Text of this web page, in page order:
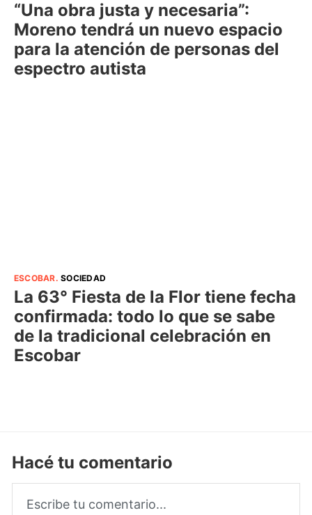
“Una obra justa y necesaria”:
Moreno tendrá un nuevo espacio
para la atención de personas del
espectro autista
ESCOBAR.SOCIEDAD
La 63° Fiesta de la Flor tiene fecha
confirmada: todo lo que se sabe
de la tradicional celebración en
Escobar
Hacé tu comentario